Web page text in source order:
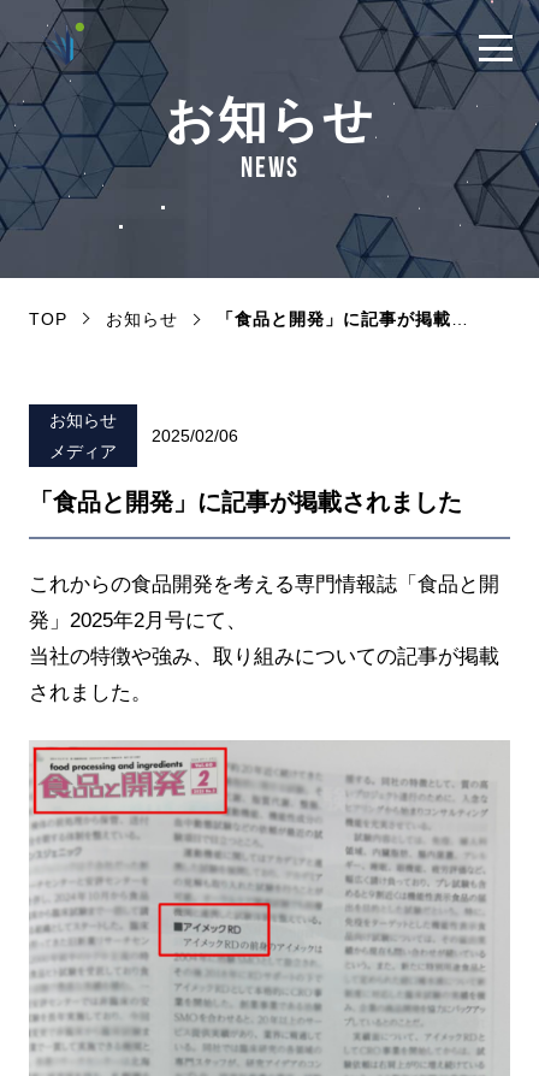
お知らせ
NEWS
TOP お知らせ 「食品と開発」に記事が掲載されました
お知らせ
メディア
2025/02/06
「食品と開発」に記事が掲載されました
これからの食品開発を考える専門情報誌「食品と開
発」2025年2月号にて、
当社の特徴や強み、取り組みについての記事が掲載
されました。